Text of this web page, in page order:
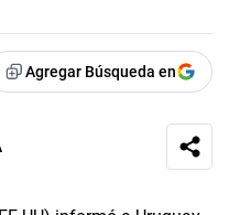
Agregar Búsqueda en